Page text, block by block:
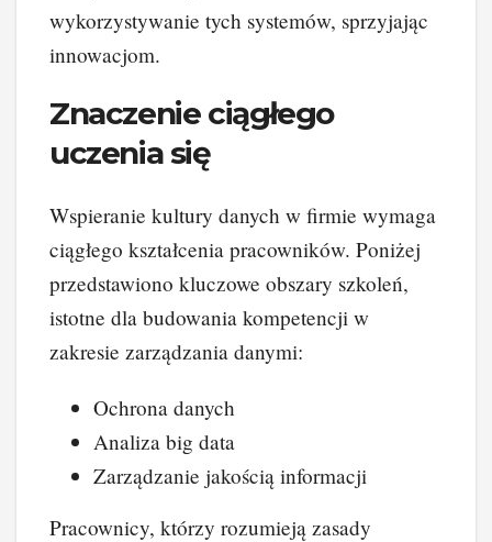
wykorzystywanie tych systemów, sprzyjając
innowacjom.
Znaczenie ciągłego
uczenia się
Wspieranie kultury danych w firmie wymaga
ciągłego kształcenia pracowników. Poniżej
przedstawiono kluczowe obszary szkoleń,
istotne dla budowania kompetencji w
zakresie zarządzania danymi:
Ochrona danych
Analiza big data
Zarządzanie jakością informacji
Pracownicy, którzy rozumieją zasady